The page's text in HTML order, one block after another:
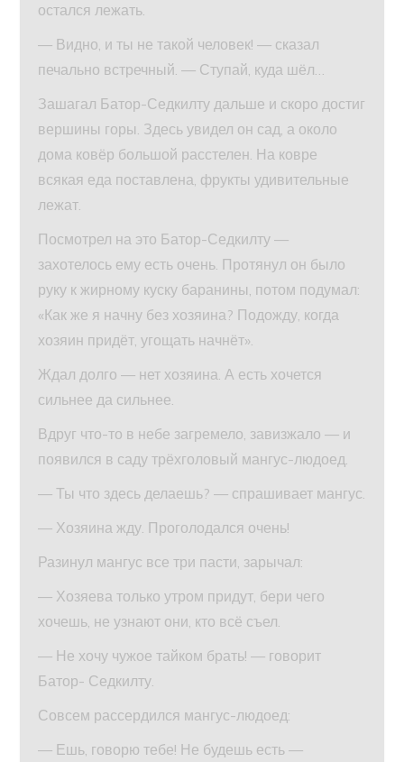
остался лежать.
— Видно, и ты не такой человек! — сказал
печально встречный. — Ступай, куда шёл…
Зашагал Батор-Седкилту дальше и скоро достиг
вершины горы. Здесь увидел он сад, а около
дома ковёр большой расстелен. На ковре
всякая еда поставлена, фрукты удивительные
лежат.
Посмотрел на это Батор-Седкилту —
захотелось ему есть очень. Протянул он было
руку к жирному куску баранины, потом подумал:
«Как же я начну без хозяина? Подожду, когда
хозяин придёт, угощать начнёт».
Ждал долго — нет хозяина. А есть хочется
сильнее да сильнее.
Вдруг что-то в небе загремело, завизжало — и
появился в саду трёхголовый мангус-людоед.
— Ты что здесь делаешь? — спрашивает мангус.
— Хозяина жду. Проголодался очень!
Разинул мангус все три пасти, зарычал:
— Хозяева только утром придут, бери чего
хочешь, не узнают они, кто всё съел.
— Не хочу чужое тайком брать! — говорит
Батор- Седкилту.
Совсем рассердился мангус-людоед:
— Ешь, говорю тебе! Не будешь есть —